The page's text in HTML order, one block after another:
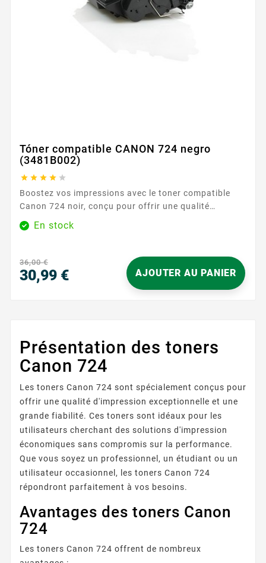
Tóner compatible CANON 724 negro
(3481B002)
    
Boostez vos impressions avec le toner compatible
Canon 724 noir, conçu pour offrir une qualité
d'impression exceptionnelle et des performances
fiables. Idéal pour les documents professionnels, ce
Caractéristiques principales : Couleur : Noir Capacité
d'impression : 6000 pages ...
En stock
36,00 €
30,99 € AJOUTER AU PANIER
Présentation des toners
Canon 724
Les toners Canon 724 sont spécialement conçus pour
offrir une qualité d'impression exceptionnelle et une
grande fiabilité. Ces toners sont idéaux pour les
utilisateurs cherchant des solutions d'impression
économiques sans compromis sur la performance.
Que vous soyez un professionnel, un étudiant ou un
utilisateur occasionnel, les toners Canon 724
répondront parfaitement à vos besoins.
Avantages des toners Canon
724
Les toners Canon 724 offrent de nombreux